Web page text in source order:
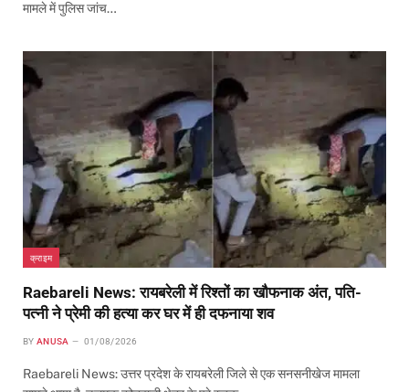
मामले में पुलिस जांच…
क्राइम
Raebareli News: रायबरेली में रिश्तों का खौफनाक अंत, पति-
पत्नी ने प्रेमी की हत्या कर घर में ही दफनाया शव
BY ANUSA 01/08/2026
Raebareli News: उत्तर प्रदेश के रायबरेली जिले से एक सनसनीखेज मामला